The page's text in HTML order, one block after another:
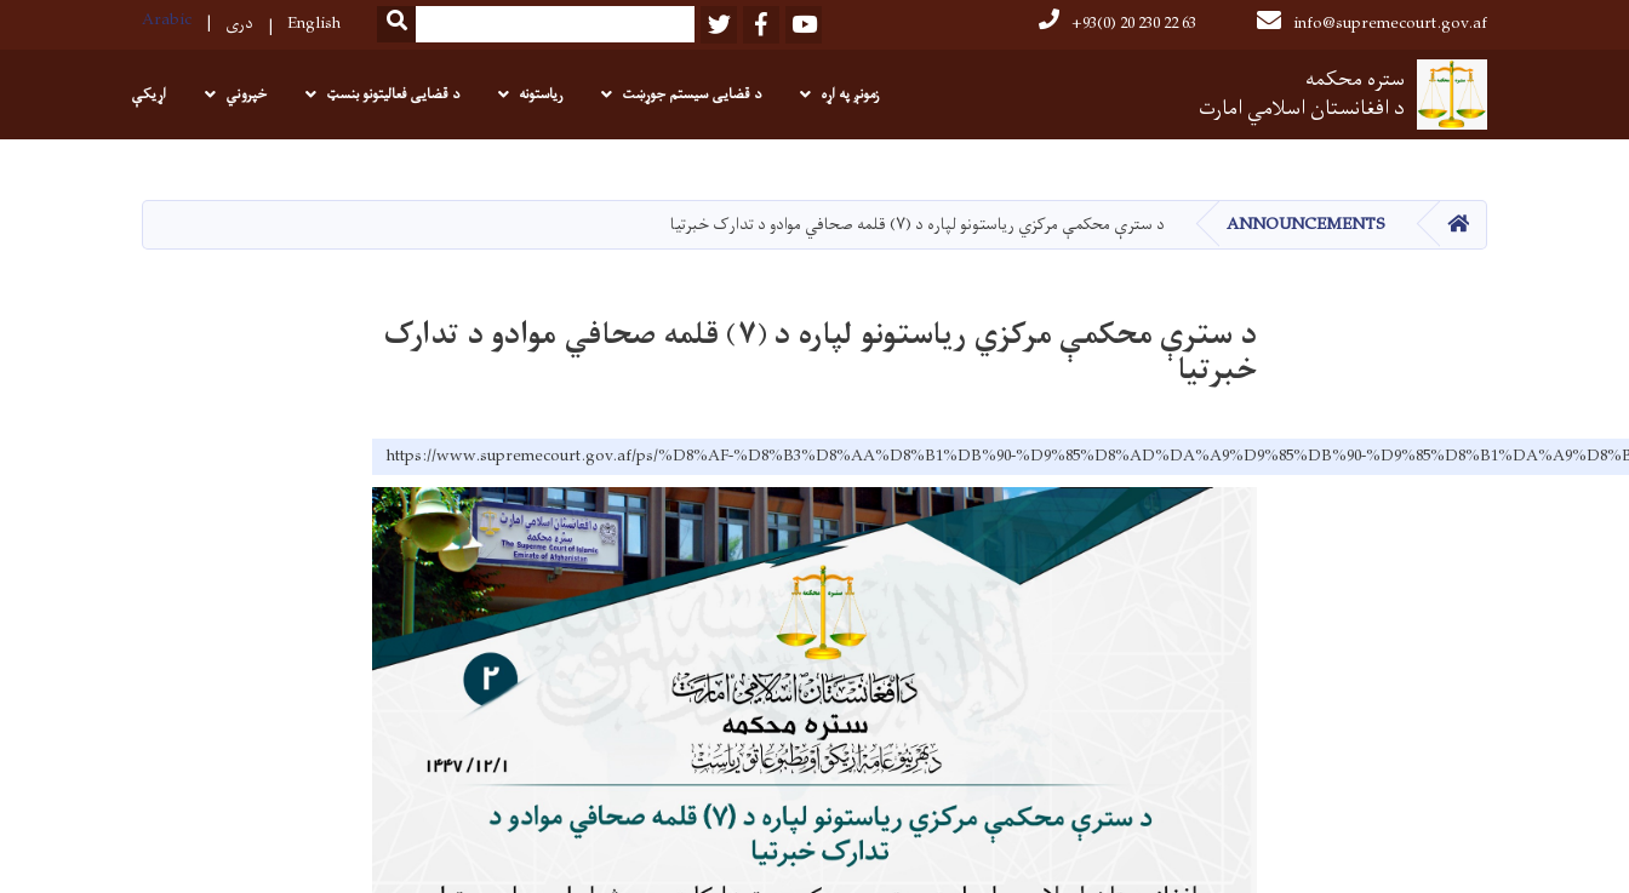
دانګل
ستره محکمه
د افغانستان اسلامي امارت
info@supremecourt.gov.af
+93(0) 20 230 22 63
Youtube
Facebook
Twitter
Search
SEARCH
English دری Arabic
Main navigation
زمونږ په اړه د قضایی سیستم جوړښت ریاستونه د قضایی فعالیتونو بنسټ خپروني اړیکې
HOME
ANNOUNCEMENTS د سترې محکمې مرکزي ریاستونو لپاره د (۷) قلمه صحافي موادو د تدارک خبرتیا
د سترې محکمې مرکزي ریاستونو لپاره د (۷) قلمه صحافي موادو د تدارک
خبرتیا
https://www.supremecourt.gov.af/ps/%D8%AF-%D8%B3%D8%AA%D8%B1%DB%90-%D9%85%D8%AD%DA%A9%D9%85%DB%90-